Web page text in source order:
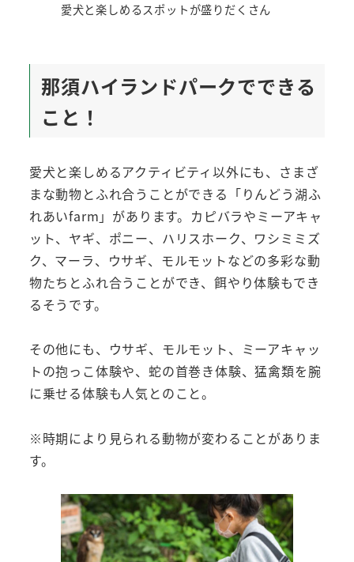
愛犬と楽しめるスポットが盛りだくさん
那須ハイランドパークでできる
こと！
愛犬と楽しめるアクティビティ以外にも、さまざ
まな動物とふれ合うことができる「りんどう湖ふ
れあいfarm」があります。カピバラやミーアキャ
ット、ヤギ、ポニー、ハリスホーク、ワシミミズ
ク、マーラ、ウサギ、モルモットなどの多彩な動
物たちとふれ合うことができ、餌やり体験もでき
るそうです。
その他にも、ウサギ、モルモット、ミーアキャッ
トの抱っこ体験や、蛇の首巻き体験、猛禽類を腕
に乗せる体験も人気とのこと。
※時期により見られる動物が変わることがありま
す。